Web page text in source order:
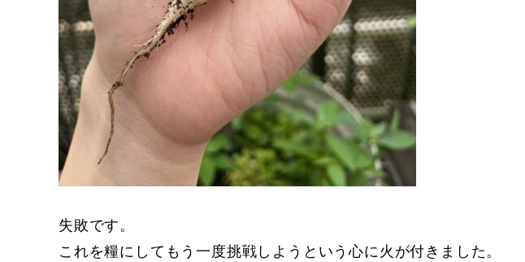
失敗です。
これを糧にしてもう一度挑戦しようという心に火が付きました。